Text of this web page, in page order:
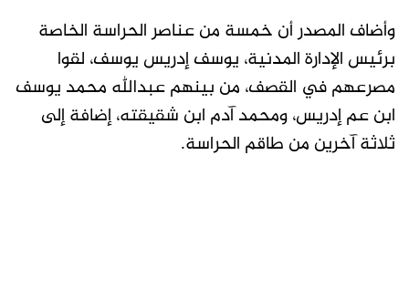
وأضاف المصدر أن خمسة من عناصر الحراسة الخاصة
برئيس الإدارة المدنية، يوسف إدريس يوسف، لقوا
مصرعهم في القصف، من بينهم عبدالله محمد يوسف
ابن عم إدريس، ومحمد آدم ابن شقيقته، إضافة إلى
ثلاثة آخرين من طاقم الحراسة.